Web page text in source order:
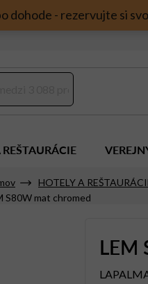
dohode - rezervujte si
REŠTAURÁCIE
HOTELY A
S80W mat chromed
LEM